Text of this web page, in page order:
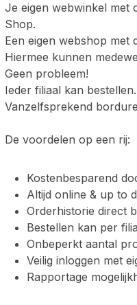
Je eigen webwinkel met
Shop.
Een eigen webshop met
Hiermee kunnen
Geen probleem!
Ieder filiaal kan
Vanzelfsprekend
De voordelen op een rij:
Kostenbesparend
Altijd online & up to
Orderhistorie direct
Bestellen kan per
Onbeperkt aantal
Veilig inloggen met
Rapportage